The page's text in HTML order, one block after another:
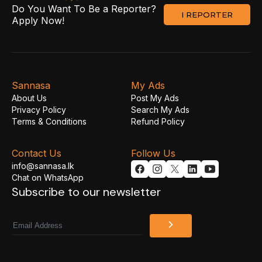
Do You Want To Be a Reporter?
Apply Now!
I REPORTER
Subscribe to our newsletter
Email
Sannasa
About Us
Privacy Policy
Terms & Conditions
My Ads
Post My Ads
Search My Ads
Refund Policy
Contact Us
info@sannasa.lk
Chat on WhatsApp
Follow Us